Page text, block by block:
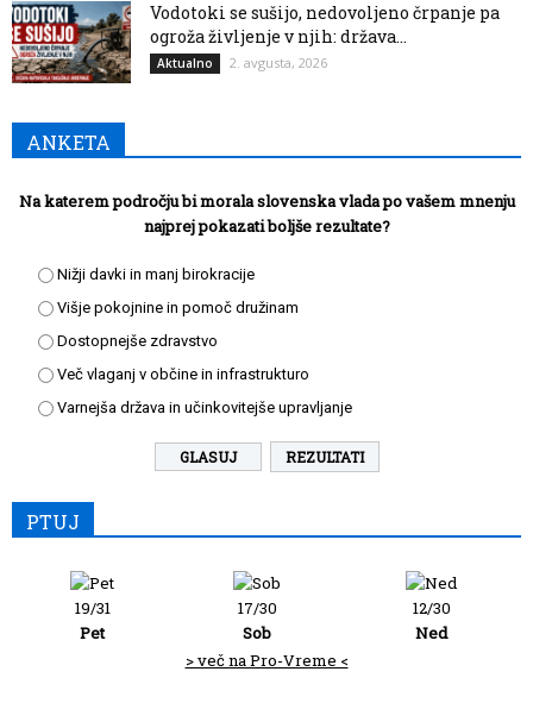
Vodotoki se sušijo, nedovoljeno črpanje pa
ogroža življenje v njih: država...
Aktualno 2. avgusta, 2026
ANKETA
Na katerem področju bi morala slovenska vlada po vašem mnenju
najprej pokazati boljše rezultate?
Nižji davki in manj birokracije
Višje pokojnine in pomoč družinam
Dostopnejše zdravstvo
Več vlaganj v občine in infrastrukturo
Varnejša država in učinkovitejše upravljanje
REZULTATI
PTUJ
19/31
Pet
17/30
Sob
12/30
Ned
> več na Pro-Vreme <